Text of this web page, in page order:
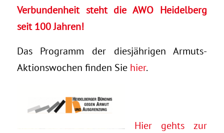
Verbundenheit steht die AWO Heidelberg
seit 100 Jahren!
Das Programm der diesjährigen Armuts-
Aktionswochen finden Sie hier.
Hier gehts zur